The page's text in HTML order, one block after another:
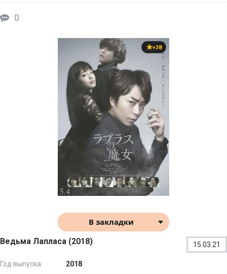
0
+38
В закладки
Ведьма Лапласа (2018) 15.03.21
Год выпуска:
2018